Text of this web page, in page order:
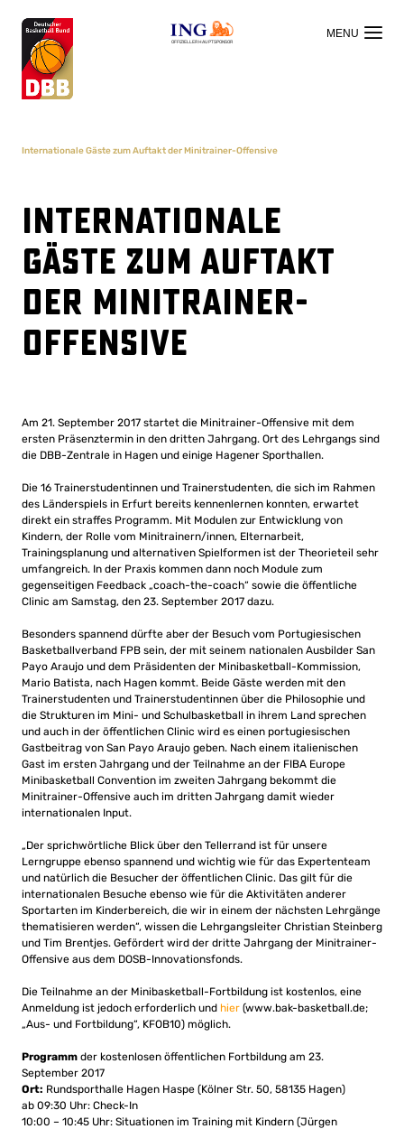
OFFIZIELLER HAUPTSPONSOR
Internationale Gäste zum Auftakt der Minitrainer-Offensive
Internationale
Gäste zum Auftakt
der Minitrainer-
Offensive
Am 21. September 2017 startet die Minitrainer-Offensive mit dem
ersten Präsenztermin in den dritten Jahrgang. Ort des Lehrgangs sind
die DBB-Zentrale in Hagen und einige Hagener Sporthallen.
Die 16 Trainerstudentinnen und Trainerstudenten, die sich im Rahmen
des Länderspiels in Erfurt bereits kennenlernen konnten, erwartet
direkt ein straffes Programm. Mit Modulen zur Entwicklung von
Kindern, der Rolle vom Minitrainern/innen, Elternarbeit,
Trainingsplanung und alternativen Spielformen ist der Theorieteil sehr
umfangreich. In der Praxis kommen dann noch Module zum
gegenseitigen Feedback „coach-the-coach“ sowie die öffentliche
Clinic am Samstag, den 23. September 2017 dazu.
Besonders spannend dürfte aber der Besuch vom Portugiesischen
Basketballverband FPB sein, der mit seinem nationalen Ausbilder San
Payo Araujo und dem Präsidenten der Minibasketball-Kommission,
Mario Batista, nach Hagen kommt. Beide Gäste werden mit den
Trainerstudenten und Trainerstudentinnen über die Philosophie und
die Strukturen im Mini- und Schulbasketball in ihrem Land sprechen
und auch in der öffentlichen Clinic wird es einen portugiesischen
Gastbeitrag von San Payo Araujo geben. Nach einem italienischen
Gast im ersten Jahrgang und der Teilnahme an der FIBA Europe
Minibasketball Convention im zweiten Jahrgang bekommt die
Minitrainer-Offensive auch im dritten Jahrgang damit wieder
internationalen Input.
„Der sprichwörtliche Blick über den Tellerrand ist für unsere
Lerngruppe ebenso spannend und wichtig wie für das Expertenteam
und natürlich die Besucher der öffentlichen Clinic. Das gilt für die
internationalen Besuche ebenso wie für die Aktivitäten anderer
Sportarten im Kinderbereich, die wir in einem der nächsten Lehrgänge
thematisieren werden“, wissen die Lehrgangsleiter Christian Steinberg
und Tim Brentjes. Gefördert wird der dritte Jahrgang der Minitrainer-
Offensive aus dem DOSB-Innovationsfonds.
Die Teilnahme an der Minibasketball-Fortbildung ist kostenlos, eine
Anmeldung ist jedoch erforderlich und hier (www.bak-basketball.de;
„Aus- und Fortbildung“, KFOB10) möglich.
Programm der kostenlosen öffentlichen Fortbildung am 23.
September 2017
Ort: Rundsporthalle Hagen Haspe (Kölner Str. 50, 58135 Hagen)
ab 09:30 Uhr: Check-In
10:00 – 10:45 Uhr: Situationen im Training mit Kindern (Jürgen